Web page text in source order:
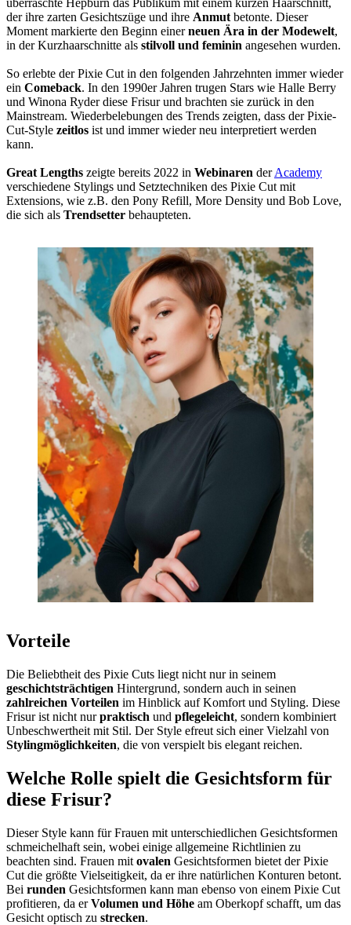
der ihre zarten Gesichtszüge und ihre Anmut betonte. Dieser
Moment markierte den Beginn einerneuen Ära in der Modewelt,
in der Kurzhaarschnitte als stilvoll und feminin angesehen wurden.
So erlebte der Pixie Cut in den folgenden Jahrzehnten immer wieder
ein Comeback. In den 1990er Jahren trugen Stars wie Halle Berry
und Winona Ryder diese Frisur und brachten sie zurück in den
Mainstream. Wiederbelebungen des Trends zeigten, dass der Pixie-
Cut-Style zeitlos ist und immer wieder neu interpretiert werden
kann.
Great Lengths zeigte bereits 2022 in Webinaren derAcademy
verschiedene Stylings und Setztechniken des Pixie Cut mit
Extensions, wie z.B. den Pony Refill, More Density und Bob Love,
die sich als Trendsetter behaupteten.
Vorteile
Die Beliebtheit des Pixie Cuts liegt nicht nur in seinem
geschichtsträchtigen Hintergrund, sondern auch in seinen
zahlreichen Vorteilen im Hinblick auf Komfort und Styling. Diese
Frisur ist nicht nurpraktisch und pflegeleicht, sondern kombiniert
Unbeschwertheit mit Stil. Der Style efreut sich einer Vielzahl von
Stylingmöglichkeiten, die von verspielt bis elegant reichen.
Welche Rolle spielt die Gesichtsform für
diese Frisur?
Dieser Style kann für Frauen mit unterschiedlichen Gesichtsformen
schmeichelhaft sein, wobei einige allgemeine Richtlinien zu
beachten sind. Frauen mit ovalen Gesichtsformen bietet der Pixie
Cut die größte Vielseitigkeit, da er ihre natürlichen Konturen betont.
Bei runden Gesichtsformen kann man ebenso von einem Pixie Cut
profitieren, da erVolumen und Höhe am Oberkopf schafft, um das
Gesicht optisch zu strecken.